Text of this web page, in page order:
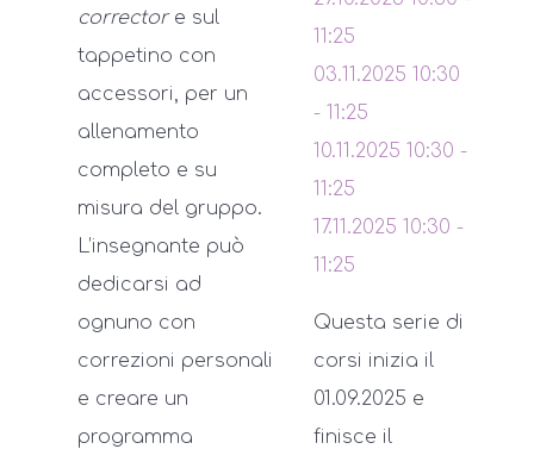
correctore sul
tappetino con
accessori, per un
allenamento
completo e su
misura del gruppo.
L’insegnante può
dedicarsi ad
ognuno con
correzioni personali
e creare un
programma
11:25
03.11.2025 10:30
- 11:25
10.11.2025 10:30 -
11:25
17.11.2025 10:30 -
11:25
Questa serie di
corsi inizia il
01.09.2025 e
finisce il